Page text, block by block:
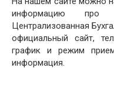
информацию про
Централизованная
официальный сайт,
график и режим
информация.